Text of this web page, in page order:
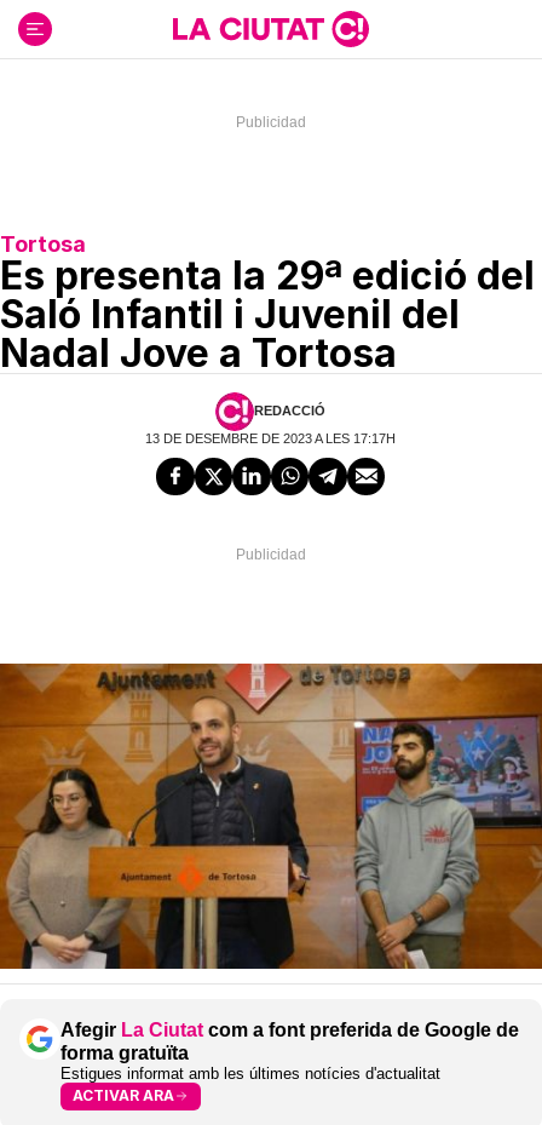
contenido
Tortosa
Es presenta la 29ª edició del
Saló Infantil i Juvenil del
Nadal Jove a Tortosa
REDACCIÓ
13 DE DESEMBRE DE 2023 A LES 17:17H
Afegir La Ciutat com a font preferida de Google de
forma gratuïta
Estigues informat amb les últimes notícies d'actualitat
ACTIVAR ARA